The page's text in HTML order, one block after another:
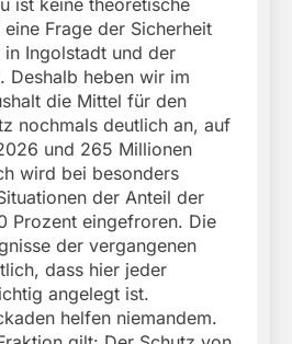
ist keine theoretische
Frage der Sicherheit
Ingolstadt und der
Deshalb heben wir im
die Mittel für den
nochmals deutlich an, auf
und 265 Millionen
wird bei besonders
der Anteil der
Prozent eingefroren. Die
der vergangenen
dass hier jeder
angelegt ist.
helfen niemandem.